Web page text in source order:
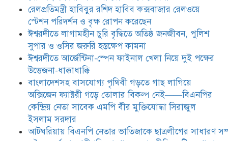
মধুমতি এক্সপ্রেস ট্রেনে রেলওয়ে জেলা
ডিবি টিমের বিশেষ অভিযানে রতন লাল
বিশ্বাসকে ৫০ বোতল কোডিন যুক্ত
সিরাপসহ গ্রেফতার
ঈশ্বরদীতে বিএনপি নেত্রীর বিরুদ্ধে জমি ও
দোকান দখলের চেষ্টার অভিযোগে সংবাদ
সম্মেলন
যে ঐক্যের মাধ্যমে ১৯৯১ সালে
বিএনপির সকলস্তরের নেতাকর্মীরা ভঙ্গুর
দলকে প্রতিষ্ঠা এবং নির্বাচন করে
স্বৈরাচারী শেখ হাসিনাকে অপসারণ
রেলপ্রতিমন্ত্রী হাবিবুর রশিদ হাবিব কক্সবাজার রেলওয়ে
স্টেশন পরিদর্শন ও বৃক্ষ রোপন করেছেন
ঈশ্বরদীতে লাগামহীন চুরি বৃদ্ধিতে অতিষ্ঠ জনজীবন, পুলিশ
সুপার ও ওসির জরুরি হস্তক্ষেপ কামনা ​
ঈশ্বরদীতে আর্জেন্টিনা-স্পেন ফাইনাল খেলা নিয়ে দুই পক্ষের
উত্তেজনা-ধাক্কাধাক্কি
বাংলাদেশসহ বাসযোগ্য পৃথিবী গড়তে গাছ লাগিয়ে
অক্সিজেন ফ্যাক্টরী গড়ে তোলার বিকল্প নেই——বিএনপির
কেন্দ্রিয় নেতা সাবেক এমপি বীর মুক্তিযোদ্ধা সিরাজুল
ইসলাম সরদার
আটঘরিয়ায় বিএনপি নেতার ভাতিজাকে ছাত্রলীগের সাধারণ